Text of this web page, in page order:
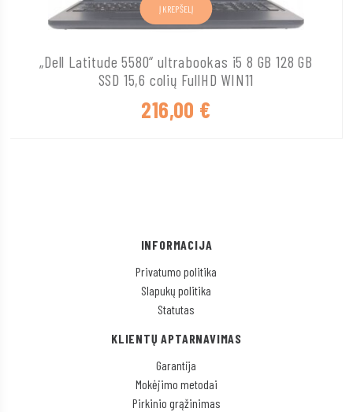
„Dell Latitude 5580“ ultrabookas i5 8 GB 128 GB
SSD 15,6 colių FullHD WIN11
216,00 €
Į KREPŠELĮ
INFORMACIJA
Privatumo politika
Slapukų politika
Statutas
KLIENTŲ APTARNAVIMAS
Garantija
Mokėjimo metodai
Pirkinio grąžinimas